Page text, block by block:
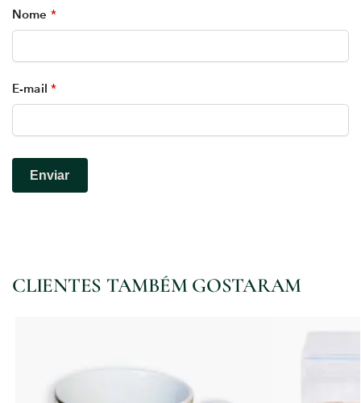
Nome *
E-mail *
CLIENTES TAMBÉM GOSTARAM